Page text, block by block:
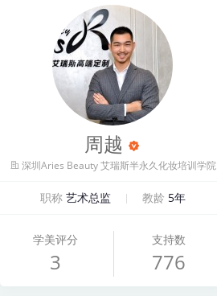
周越
深圳Aries Beauty 艾瑞斯半永久化妆培训学院
职称 艺术总监 教龄 5年
学美评分
3
支持数
776